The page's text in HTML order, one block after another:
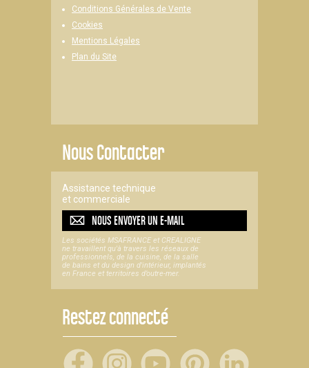
Conditions Générales de Vente
Cookies
Mentions Légales
Plan du Site
Nous Contacter
Assistance technique
et commerciale
NOUS ENVOYER UNE-MAIL
Les sociétés MSAFRANCE et CREALIGNE
ne travaillent qu'à travers les réseaux de
professionnels, de la cuisine, de la salle
de bains et du design d'intérieur, implantés
en France et territoires d’outre-mer.
Restez connecté